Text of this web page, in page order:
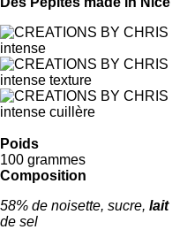
Poids
100 grammes
Composition
58% de noisette, sucre, lait
de sel